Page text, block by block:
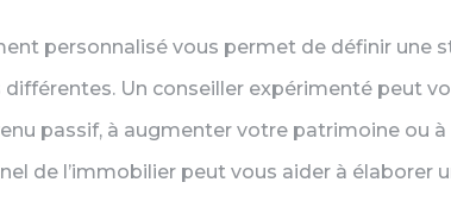
personnalisé vous permet de définir une
Un conseiller expérimenté peut
passif, à augmenter votre patrimoine ou
de l’immobilier peut vous aider à